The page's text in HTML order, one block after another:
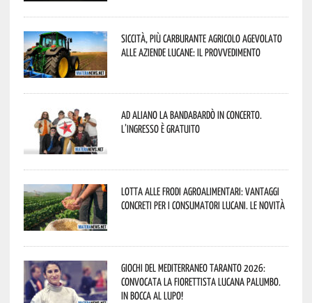
Siccità, più carburante agricolo agevolato
alle aziende lucane: il provvedimento
Ad Aliano la Bandabardò in concerto.
L’ingresso è gratuito
Lotta alle frodi agroalimentari: vantaggi
concreti per i consumatori lucani. Le novità
Giochi del Mediterraneo Taranto 2026:
convocata la fiorettista lucana Palumbo.
In bocca al lupo!